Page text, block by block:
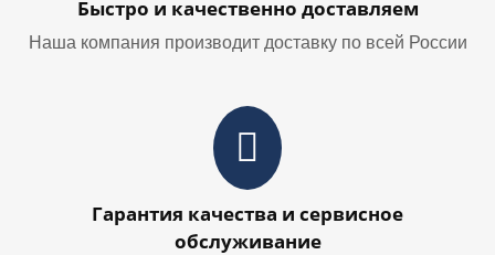
Быстро и качественно доставляем
Наша компания производит доставку по всей России
Гарантия качества и сервисное
обслуживание